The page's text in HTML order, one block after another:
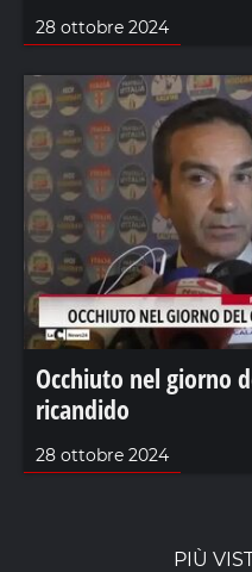
28 ottobre 2024
Occhiuto nel giorno
ricandido
28 ottobre 2024
PIÙ